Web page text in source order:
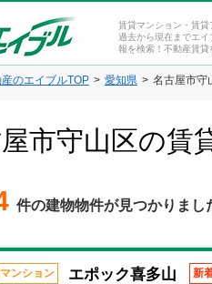
賃貸マンション・賃
過去から現在までエ
報を検索！不動産賃
のエイブルTOP 愛知県 名古屋市守
市守山区の賃
件の建物物件が見つかりまし
ンション エポック喜多山 新